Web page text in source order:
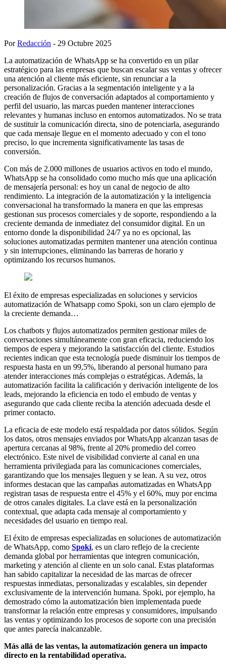
PorRedacción - 29 Octubre 2025
La automatización de WhatsApp se ha convertido en un pilar
estratégico para las empresas que buscan escalar sus ventas y ofrecer
una atención al cliente más eficiente, sin renunciar a la
personalización. Gracias a la segmentación inteligente y a la
creación de flujos de conversación adaptados al comportamiento y
perfil del usuario, las marcas pueden mantener interacciones
relevantes y humanas incluso en entornos automatizados. No se trata
de sustituir la comunicación directa, sino de potenciarla, asegurando
que cada mensaje llegue en el momento adecuado y con el tono
preciso, lo que incrementa significativamente las tasas de
conversión.
Con más de 2.000 millones de usuarios activos en todo el mundo,
WhatsApp se ha consolidado como mucho más que una aplicación
de mensajería personal: es hoy un canal de negocio de alto
rendimiento. La integración de la automatización y la inteligencia
conversacional ha transformado la manera en que las empresas
gestionan sus procesos comerciales y de soporte, respondiendo a la
creciente demanda de inmediatez del consumidor digital. En un
entorno donde la disponibilidad 24/7 ya no es opcional, las
soluciones automatizadas permiten mantener una atención continua
y sin interrupciones, eliminando las barreras de horario y
optimizando los recursos humanos.
El éxito de empresas especializadas en soluciones y servicios
automatización de Whatsapp como Spoki, son un claro ejemplo de
la creciente demanda…
Los chatbots y flujos automatizados permiten gestionar miles de
conversaciones simultáneamente con gran eficacia, reduciendo los
tiempos de espera y mejorando la satisfacción del cliente. Estudios
recientes indican que esta tecnología puede disminuir los tiempos de
respuesta hasta en un 99,5%, liberando al personal humano para
atender interacciones más complejas o estratégicas. Además, la
automatización facilita la calificación y derivación inteligente de los
leads, mejorando la eficiencia en todo el embudo de ventas y
asegurando que cada cliente reciba la atención adecuada desde el
primer contacto.
La eficacia de este modelo está respaldada por datos sólidos. Según
los datos, otros mensajes enviados por WhatsApp alcanzan tasas de
apertura cercanas al 98%, frente al 20% promedio del correo
electrónico. Este nivel de visibilidad convierte al canal en una
herramienta privilegiada para las comunicaciones comerciales,
garantizando que los mensajes lleguen y se lean. A su vez, otros
informes destacan que las campañas automatizadas en WhatsApp
registran tasas de respuesta entre el 45% y el 60%, muy por encima
de otros canales digitales. La clave está en la personalización
contextual, que adapta cada mensaje al comportamiento y
necesidades del usuario en tiempo real.
El éxito de empresas especializadas en soluciones de automatización
de WhatsApp, como Spoki, es un claro reflejo de la creciente
demanda global por herramientas que integren comunicación,
marketing y atención al cliente en un solo canal. Estas plataformas
han sabido capitalizar la necesidad de las marcas de ofrecer
respuestas inmediatas, personalizadas y escalables, sin depender
exclusivamente de la intervención humana. Spoki, por ejemplo, ha
demostrado cómo la automatización bien implementada puede
transformar la relación entre empresas y consumidores, impulsando
las ventas y optimizando los procesos de soporte con una precisión
que antes parecía inalcanzable.
Más allá de las ventas, la automatización genera un impacto
directo en la rentabilidad operativa.